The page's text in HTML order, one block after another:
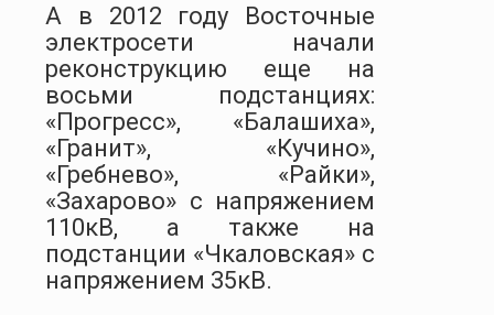
А в 2012 году Восточные
электросети начали
реконструкцию еще на
восьми подстанциях:
«Прогресс», «Балашиха»,
«Гранит», «Кучино»,
«Гребнево», «Райки»,
«Захарово» с напряжением
110кВ, а также на
подстанции «Чкаловская» с
напряжением 35кВ.